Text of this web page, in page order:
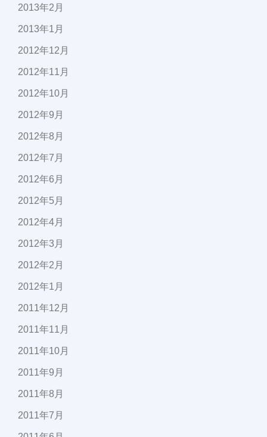
2013年2月
2013年1月
2012年12月
2012年11月
2012年10月
2012年9月
2012年8月
2012年7月
2012年6月
2012年5月
2012年4月
2012年3月
2012年2月
2012年1月
2011年12月
2011年11月
2011年10月
2011年9月
2011年8月
2011年7月